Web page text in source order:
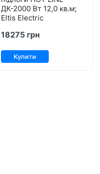
ДК-2000 Вт 12,0 кв.м;
Eltis Electric
18275 грн
Купити